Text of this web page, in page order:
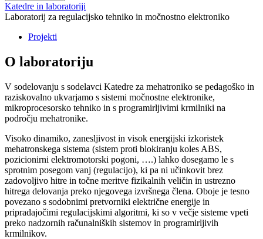
Katedre in laboratoriji
Laboratorij za regulacijsko tehniko in močnostno elektroniko
Projekti
O laboratoriju
V sodelovanju s sodelavci Katedre za mehatroniko se pedagoško in
raziskovalno ukvarjamo s sistemi močnostne elektronike,
mikroprocesorsko tehniko in s programirljivimi krmilniki na
področju mehatronike.
Visoko dinamiko, zanesljivost in visok energijski izkoristek
mehatronskega sistema (sistem proti blokiranju koles ABS,
pozicionirni elektromotorski pogoni, ….) lahko dosegamo le s
sprotnim posegom vanj (regulacijo), ki pa ni učinkovit brez
zadovoljivo hitre in točne meritve fizikalnih veličin in ustrezno
hitrega delovanja preko njegovega izvršnega člena. Oboje je tesno
povezano s sodobnimi pretvorniki električne energije in
pripradajočimi regulacijskimi algoritmi, ki so v večje sisteme vpeti
preko nadzornih računalniških sistemov in programirljivih
krmilnikov.